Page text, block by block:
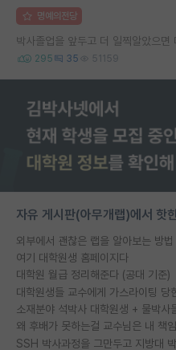
명예의전당
박사졸업을 앞두고 더 일찍알았으
295 35 51159
자유 게시판(아무개랩)에서 핫
외부에서 괜찮은 랩을 알아보는 방
여기 대학원생 홈페이지다
대학원 월급 정리해준다 (공대 기준)
소재분야 석박사 대학원생 + 물박사